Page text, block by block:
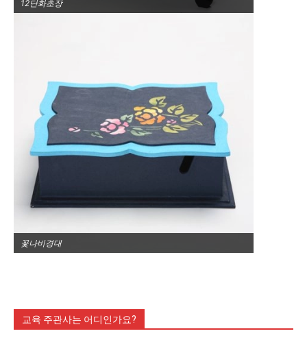
12단화초장
꽃나비경대
교육 주관사는 어디인가요?